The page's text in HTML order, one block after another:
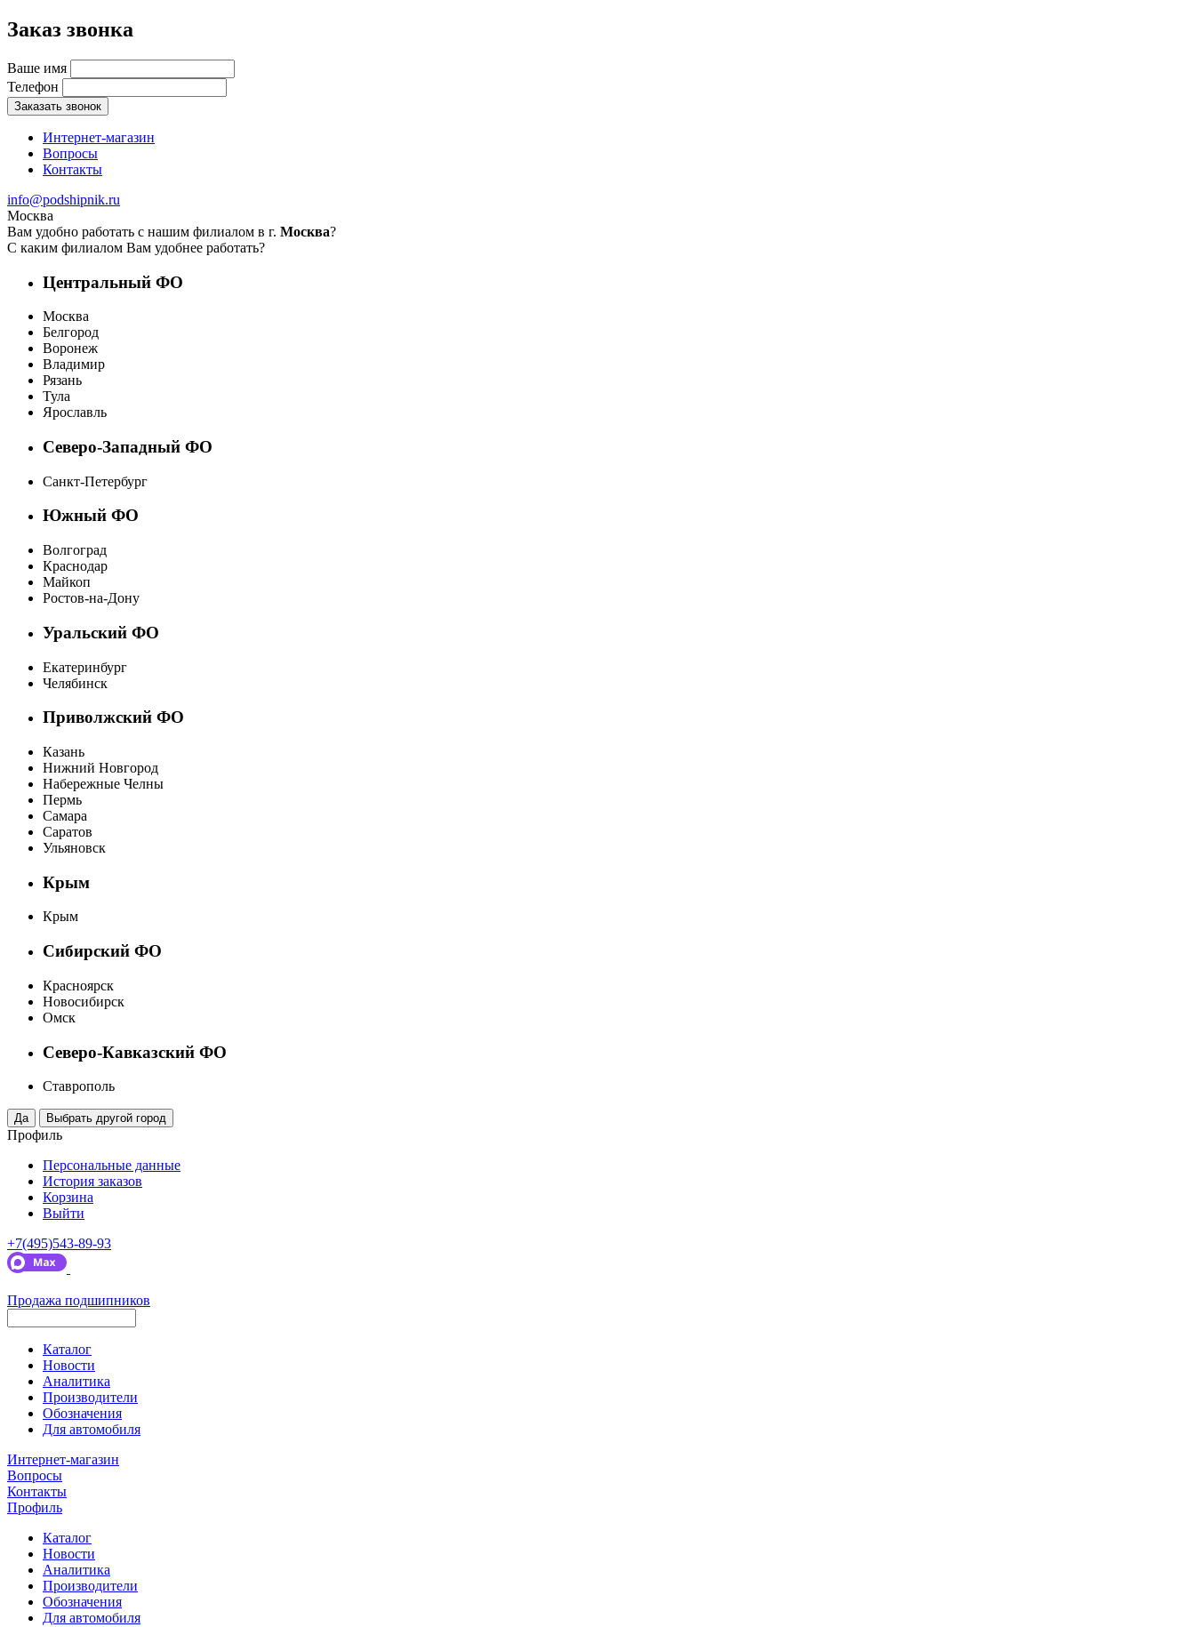
Заказ звонка
Ваше имя
Телефон
Заказать звонок
Интернет-магазин
Вопросы
Контакты
info@podshipnik.ru
Москва
Вам удобно работать с нашим филиалом в г. Москва?
С каким филиалом Вам удобнее работать?
Центральный ФО
Москва
Белгород
Воронеж
Владимир
Рязань
Тула
Ярославль
Северо-Западный ФО
Санкт-Петербург
Южный ФО
Волгоград
Краснодар
Майкоп
Ростов-на-Дону
Уральский ФО
Екатеринбург
Челябинск
Приволжский ФО
Казань
Нижний Новгород
Набережные Челны
Пермь
Самара
Саратов
Ульяновск
Крым
Крым
Сибирский ФО
Красноярск
Новосибирск
Омск
Северо-Кавказский ФО
Ставрополь
Профиль
Персональные данные
История заказов
Корзина
Выйти
+7(495)543-89-93
Продажа подшипников
Каталог
Новости
Аналитика
Производители
Обозначения
Для автомобиля
Интернет-магазин
Вопросы
Контакты
Профиль
Каталог
Новости
Аналитика
Производители
Обозначения
Для автомобиля